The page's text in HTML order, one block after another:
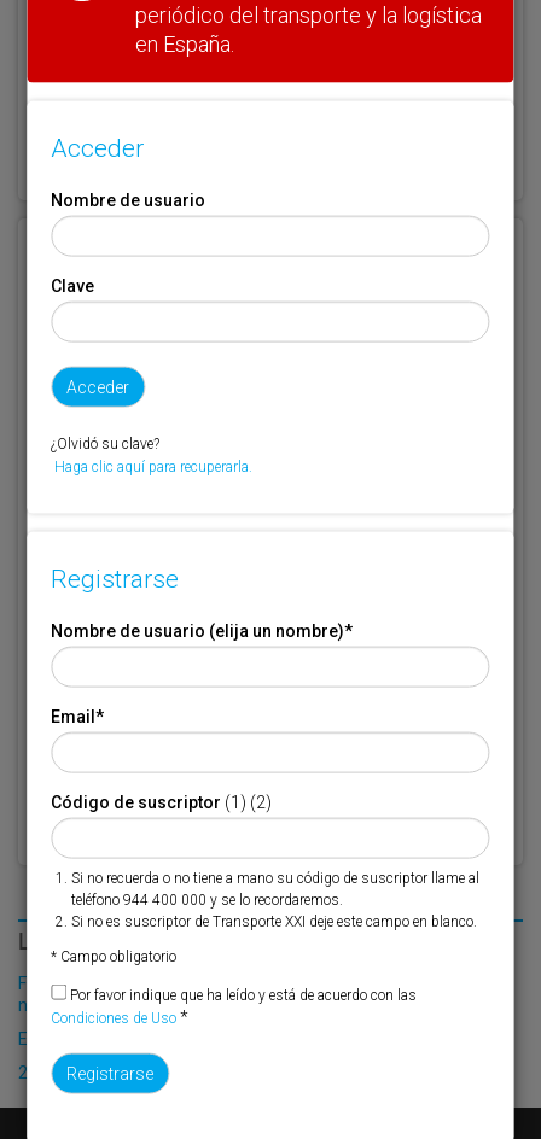
Haga clic aquí para recuperarla.
Registrarse
Nombre de usuario (elija un nombre)
Email*
teléfono 944 400 000 y se lo recordaremos.
Si no es suscriptor de Transporte XXI deje este campo en blanco.
* Campo obligatorio
Por favor indique que ha leído y está de acuerdo con las
de Uso
*
LO MÁS LEÍDO
Fribasa refuerza su logística con la puesta en marcha de una
nueva base en Vizcaya
El Puerto de Valencia crecerá en oferta ro-pax
2025: el año del talento logístico
periódico del transporte y la logística
en España.
Acceder
Nombre de usuario
Clave
¿Olvidó su clave?
Haga clic aquí para recuperarla.
Registrarse
Nombre de usuario (elija un nombre)*
Email*
Código de suscriptor (1) (2)
Si no recuerda o no tiene a mano su código de suscriptor llame al
teléfono 944 400 000 y se lo recordaremos.
Si no es suscriptor de Transporte XXI deje este campo en blanco.
* Campo obligatorio
Por favor indique que ha leído y está de acuerdo con las
Condiciones de Uso *